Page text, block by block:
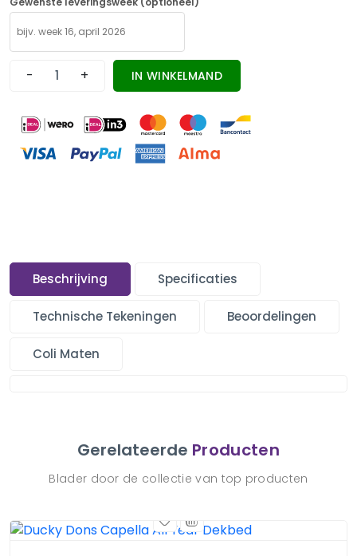
- + IN WINKELMAND
Beschrijving Specificaties
Technische Tekeningen Beoordelingen
Coli Maten
Gerelateerde Producten
Blader door de collectie van top producten